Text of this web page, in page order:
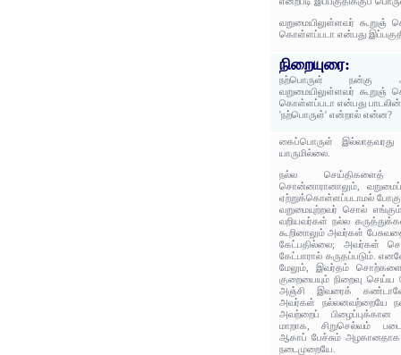
வறுமையிலுள்ளவர் கூறுஞ்
கொள்ளப்படா என்பது
நிறையுரை:
நற்பொருள் நன்கு
வறுமையிலுள்ளவர் கூறுஞ்
கொள்ளப்படா என்பது
'நற்பொருள்' என்றால் என்ன?
கைப்பொருள்
யாருமில்லை.
நல்ல செய்திகளைத்
சொன்னாரானாலும்,
ஏற்றுக்கொள்ளப்படாமல்
வறுமையுற்றவர் சொல் எங்கும்
வறியவர்கள் நல்ல
கூறினாலும் அவர்கள்
கேட்பதில்லை; அவர்கள்
கேட்பாரால் கருதப்படும்.
மேலும், இவர்தம்
குறையையும் நிறைவு செய்ய
அஞ்சி இவரைக் கண்டாலே
அவர்கள் நல்லனவற்றையே
அவற்றைப்
மாறாக, சிறுசெல்வம்
ஆகாப் பேச்சும் அழகானதாக
நடைமுறையே.